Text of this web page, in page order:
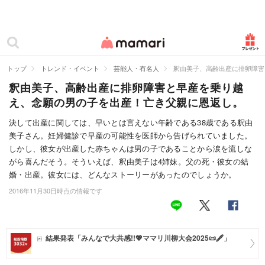
ママリ
カテゴリー一覧
妊娠
出産
赤ちゃん・育児
子育て・家族
病院
お仕事
トップ トレンド・イベント 芸能人・有名人 釈由美子、高齢出産に排卵障
釈由美子、高齢出産に排卵障害と早産を乗り越
え、念願の男の子を出産！亡き父親に恩返し。
決して出産に関しては、早いとは言えない年齢である38歳である釈由
美子さん。妊婦健診で早産の可能性を医師から告げられていました。
しかし、彼女が出産した赤ちゃんは男の子であることから涙を流しな
がら喜んだそう。そういえば、釈由美子は4姉妹。父の死・彼女の結
婚・出産。彼女には、どんなストーリーがあったのでしょうか。
2016年11月30日時点の情報です
結果発表「みんなで大共感!!💖ママリ川柳大会2025📜🖋️」